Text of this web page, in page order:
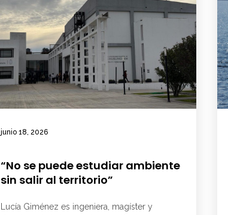
junio 18, 2026
“No se puede estudiar ambiente
sin salir al territorio”
Lucía Giménez es ingeniera, magíster y